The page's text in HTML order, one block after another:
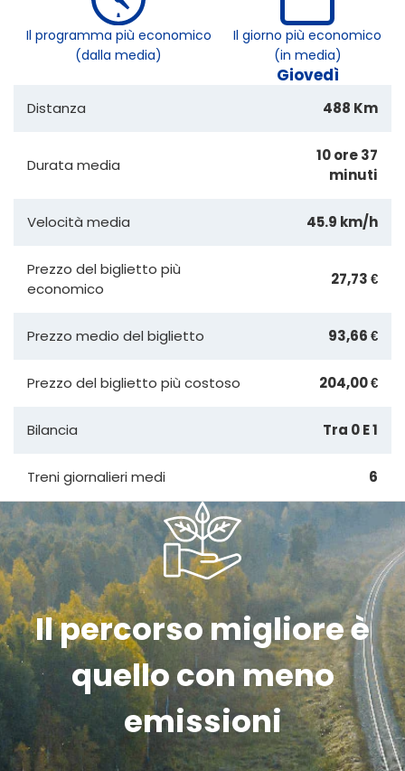
Il programma più economico
(dalla media)
Il giorno più economico
(in media)
Giovedì
Distanza 488 Km
Durata media
10 ore 37
minuti
Velocità media 45.9 km/h
Prezzo del biglietto più
economico
27,73 €
Prezzo medio del biglietto 93,66 €
Prezzo del biglietto più costoso 204,00 €
Bilancia Tra 0 E 1
Treni giornalieri medi 6
Il percorso migliore è
quello con meno
emissioni